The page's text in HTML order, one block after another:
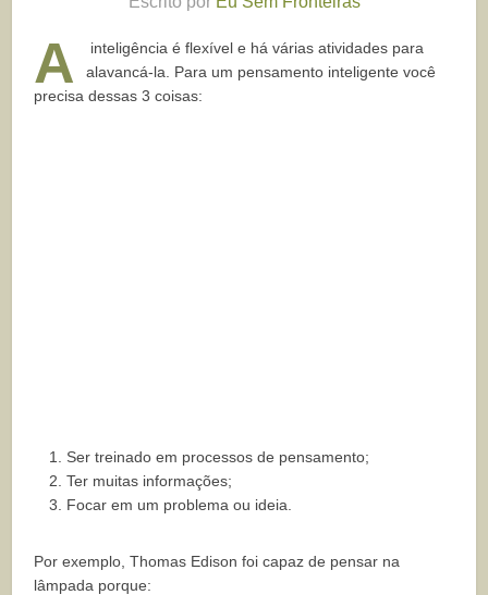
A
inteligência é flexível e há várias atividades para
alavancá-la. Para um pensamento inteligente você
precisa dessas 3 coisas:
Ser treinado em processos de pensamento;
Ter muitas informações;
Focar em um problema ou ideia.
Por exemplo, Thomas Edison foi capaz de pensar na
lâmpada porque: